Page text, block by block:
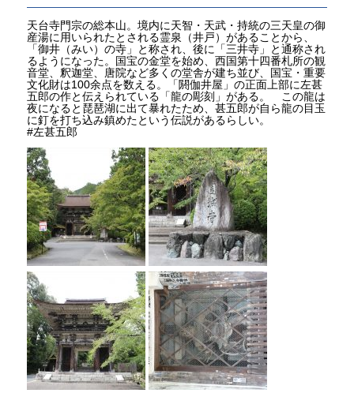
天台寺門宗の総本山。境内に天智・天武・持統の三天皇の御
産湯に用いられたとされる霊泉（井戸）があることから、
「御井（みい）の寺」と称され、後に「三井寺」と通称され
るようになった。国宝の金堂を始め、西国第十四番札所の観
音堂、釈迦堂、唐院など多くの堂舎が建ち並び、国宝・重要
文化財は100余点を数える。「閼伽井屋」の正面上部に左甚
五郎の作と伝えられている「龍の彫刻」がある。 この龍は
夜になると琵琶湖に出て暴れたため、甚五郎が自ら龍の目玉
に釘を打ち込み鎮めたという伝説があるらしい。
#左甚五郎